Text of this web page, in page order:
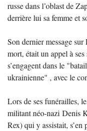
russe dans l’oblast de
derrière lui sa femme et
Son dernier message
mort, était un appel à
s’engagent dans le
ukrainienne" , avec le
Lors de ses funérailles,
militant néo-nazi Denis
Rex) qui y assistait,